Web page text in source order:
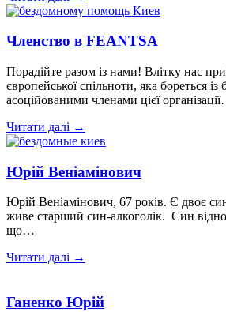
Членство в FEANTSA
Порадійте разом із нами! Влітку нас
європейської спільноти, яка бореться
асоційованими членами цієї
Читати далі →
Юрій Веніамінович
Юрій Веніамінович, 67 років. Є двоє
живе старший син-алкоголік. Син
що…
Читати далі →
Ганенко Юрій